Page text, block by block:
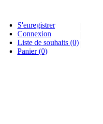
S'enregistrer
Connexion
Liste de souhaits (0)
Panier (0)